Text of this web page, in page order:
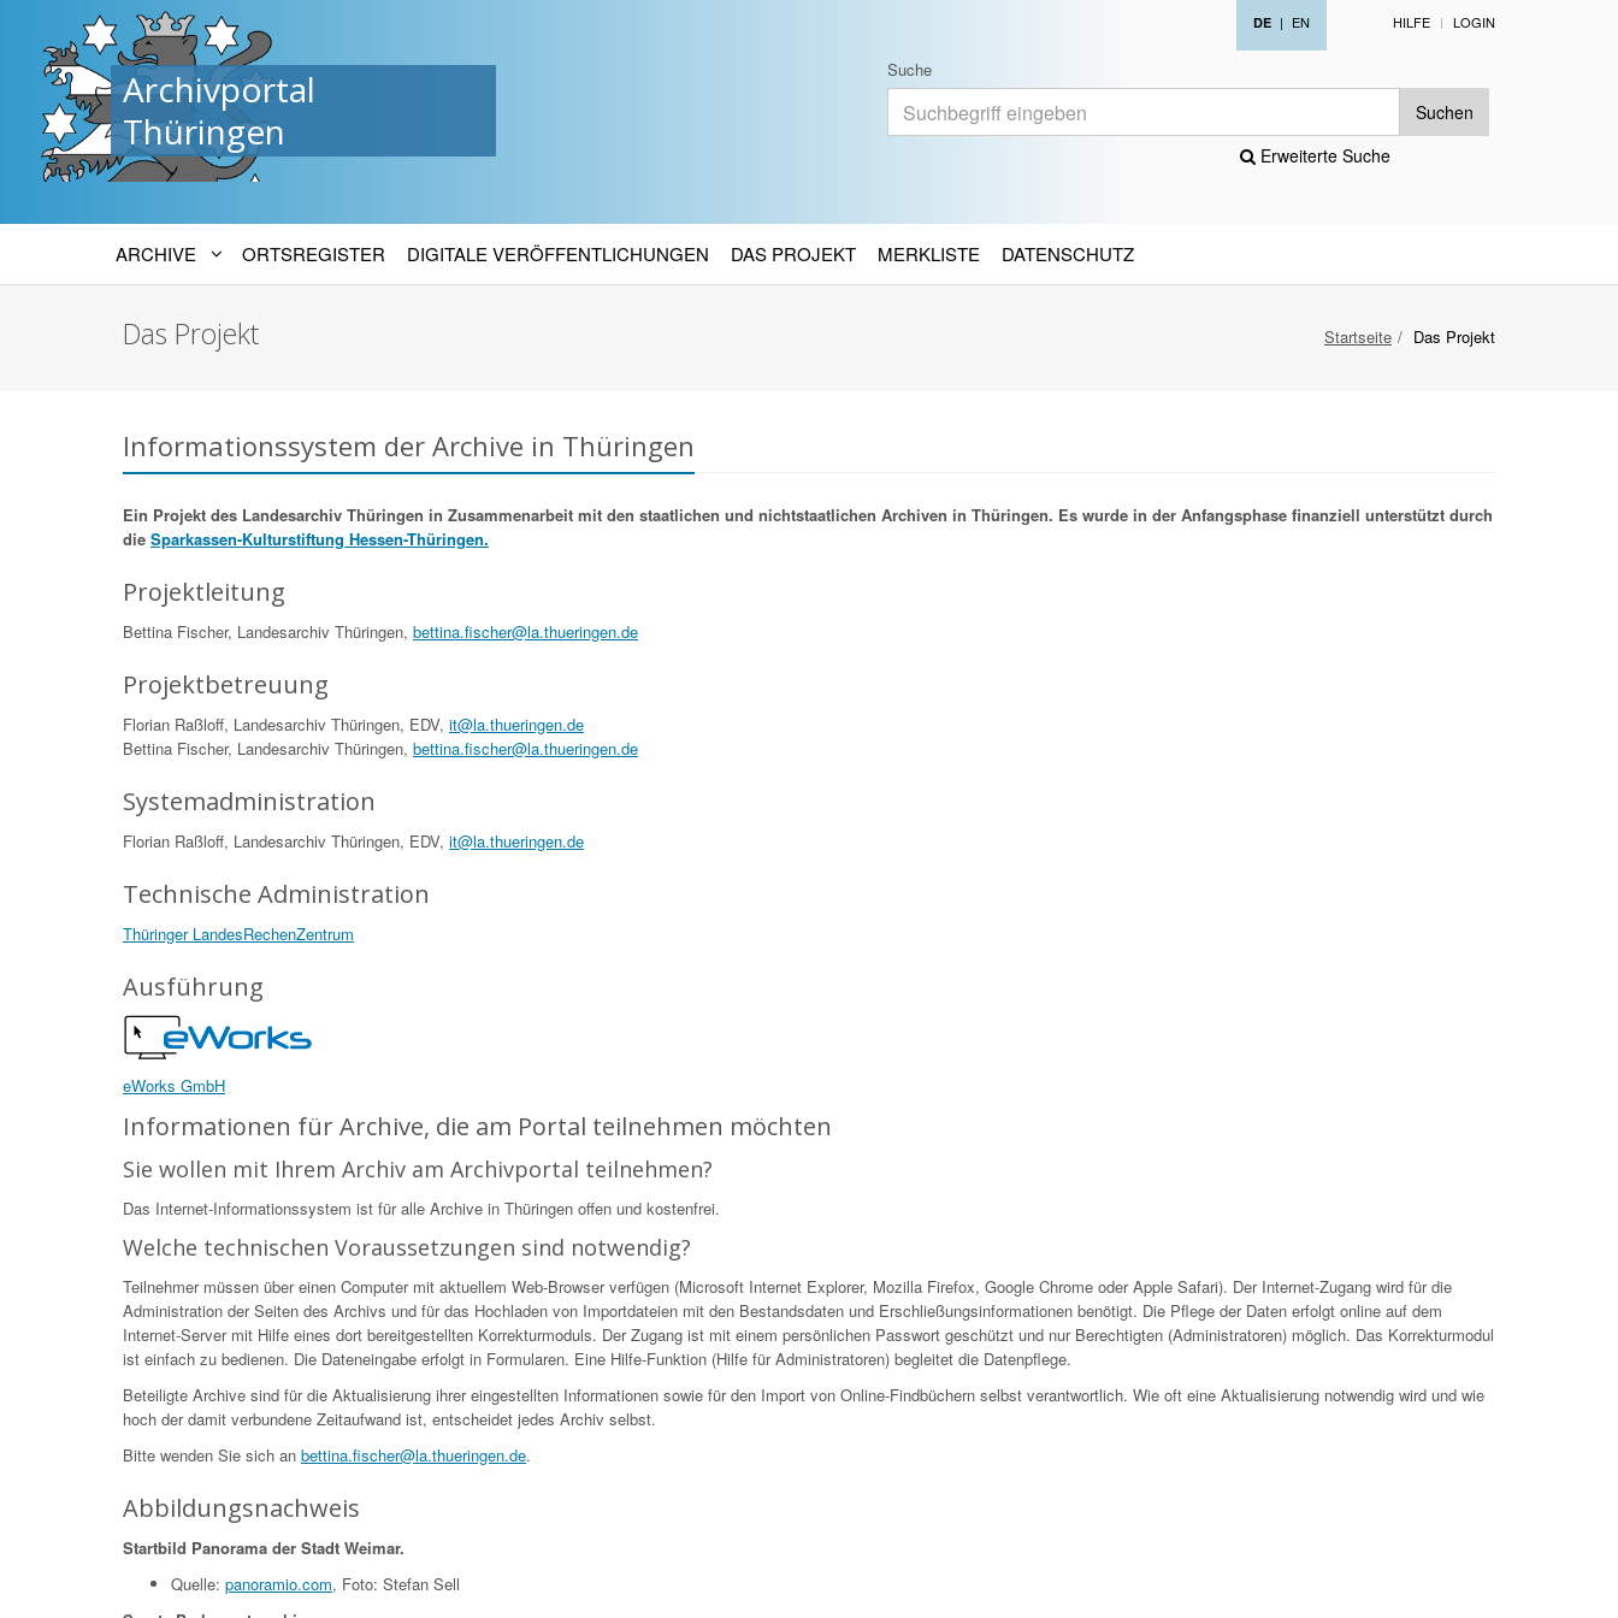
Archivportal
Thüringen
DE | EN HILFE LOGIN
Suche
Suchen
Erweiterte Suche
ARCHIVE ORTSREGISTER DIGITALE VERÖFFENTLICHUNGEN DAS PROJEKT MERKLISTE DATENSCHUTZ
Startseite Das Projekt
Das Projekt
Informationssystem der Archive in Thüringen
Ein Projekt des Landesarchiv Thüringen in Zusammenarbeit mit den staatlichen und nichtstaatlichen Archiven in Thüringen. Es wurde in der Anfangsphase finanziell unterstützt durch
die Sparkassen-Kulturstiftung Hessen-Thüringen.
Projektleitung
Bettina Fischer, Landesarchiv Thüringen, bettina.fischer@la.thueringen.de
Projektbetreuung
Florian Raßloff, Landesarchiv Thüringen, EDV, it@la.thueringen.de
Bettina Fischer, Landesarchiv Thüringen, bettina.fischer@la.thueringen.de
Systemadministration
Florian Raßloff, Landesarchiv Thüringen, EDV, it@la.thueringen.de
Technische Administration
Thüringer LandesRechenZentrum
Ausführung
eWorks GmbH
Informationen für Archive, die am Portal teilnehmen möchten
Sie wollen mit Ihrem Archiv am Archivportal teilnehmen?
Das Internet-Informationssystem ist für alle Archive in Thüringen offen und kostenfrei.
Welche technischen Voraussetzungen sind notwendig?
Teilnehmer müssen über einen Computer mit aktuellem Web-Browser verfügen (Microsoft Internet Explorer, Mozilla Firefox, Google Chrome oder Apple Safari). Der Internet-Zugang wird für die
Administration der Seiten des Archivs und für das Hochladen von Importdateien mit den Bestandsdaten und Erschließungsinformationen benötigt. Die Pflege der Daten erfolgt online auf dem
Internet-Server mit Hilfe eines dort bereitgestellten Korrekturmoduls. Der Zugang ist mit einem persönlichen Passwort geschützt und nur Berechtigten (Administratoren) möglich. Das Korrekturmodul
ist einfach zu bedienen. Die Dateneingabe erfolgt in Formularen. Eine Hilfe-Funktion (Hilfe für Administratoren) begleitet die Datenpflege.
Beteiligte Archive sind für die Aktualisierung ihrer eingestellten Informationen sowie für den Import von Online-Findbüchern selbst verantwortlich. Wie oft eine Aktualisierung notwendig wird und wie
hoch der damit verbundene Zeitaufwand ist, entscheidet jedes Archiv selbst.
Bitte wenden Sie sich an bettina.fischer@la.thueringen.de.
Abbildungsnachweis
Startbild Panorama der Stadt Weimar.
Quelle: panoramio.com, Foto: Stefan Sell